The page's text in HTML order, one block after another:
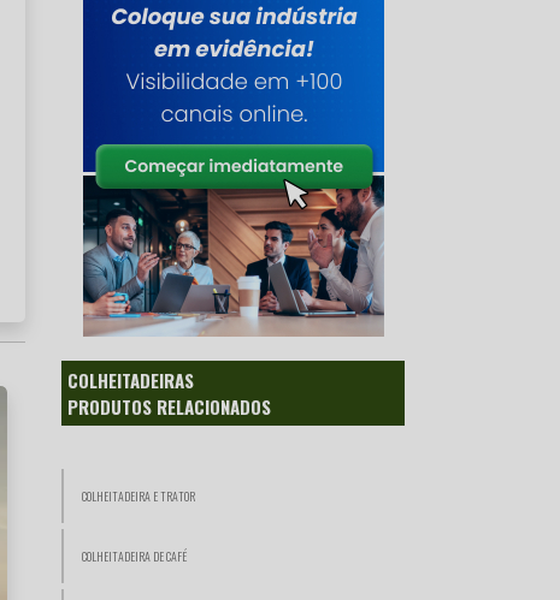
COLHEITADEIRAS
PRODUTOS RELACIONADOS
COLHEITADEIRA E TRATOR
COLHEITADEIRA DE CAFÉ